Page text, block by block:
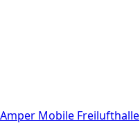
Amper Mobile Freilufthalle